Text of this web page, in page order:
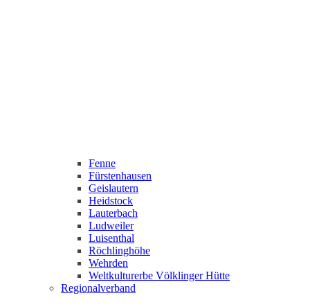
Fenne
Fürstenhausen
Geislautern
Heidstock
Lauterbach
Ludweiler
Luisenthal
Röchlinghöhe
Wehrden
Weltkulturerbe Völklinger Hütte
Regionalverband